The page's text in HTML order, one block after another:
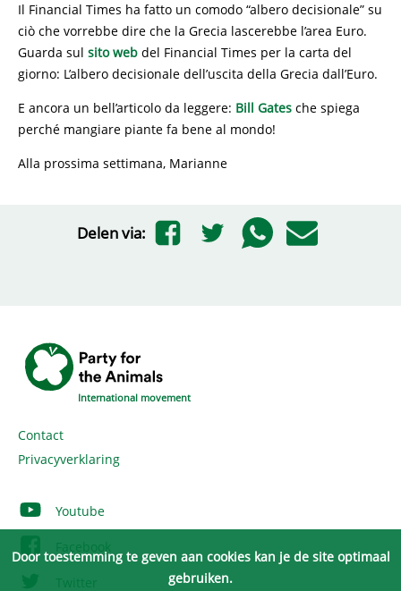
Il Financial Times ha fatto un comodo “albero decisionale” su
ciò che vorrebbe dire che la Grecia lascerebbe l’area Euro.
Guarda sul sito web del Financial Times per la carta del
giorno: L’albero decisionale dell’uscita della Grecia dall’Euro.
E ancora un bell’articolo da leggere: Bill Gates che spiega
perché mangiare piante fa bene al mondo!
Alla prossima settimana, Marianne
Delen via:
International movement
Contact
Privacyverklaring
Youtube
Facebook
Twitter
Door toestemming te geven aan cookies kan je de site optimaal
gebruiken.